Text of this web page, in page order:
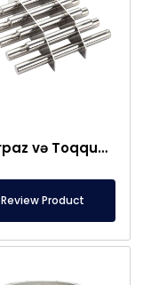
Çarpaz və Toqquşma Tipli Maqnit Şəbəkə Ayırıcısı – Fərdi Dizayn
Review Product